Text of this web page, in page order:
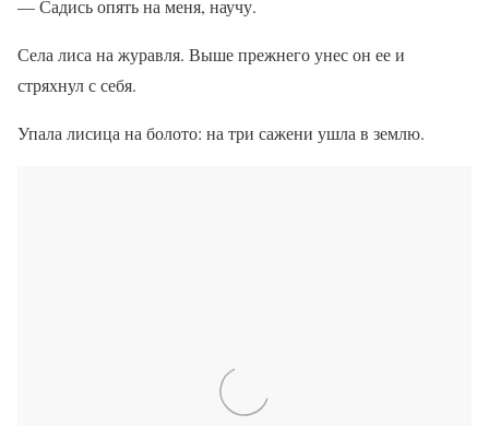
— Садись опять на меня, научу.
Села лиса на журавля. Выше прежнего унес он ее и
стряхнул с себя.
Упала лисица на болото: на три сажени ушла в землю.